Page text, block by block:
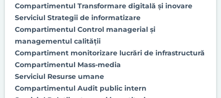
Compartimentul Transformare digitală și inovare
Serviciul Strategii de informatizare
Compartimentul Control managerial şi
managementul calităţii
Compartiment monitorizare lucrări de infrastructură
Compartimentul Mass-media
Serviciul Resurse umane
Compartimentul Audit public intern